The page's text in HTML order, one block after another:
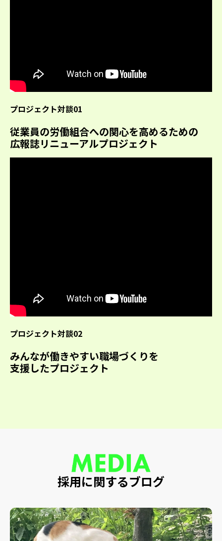
プロジェクト対談01
従業員の労働組合への関心を高めるための
広報誌リニューアルプロジェクト
プロジェクト対談02
みんなが働きやすい職場づくりを
支援したプロジェクト
採用に関するブログ